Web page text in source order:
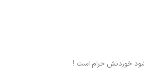
شود خوردنش حرام است !